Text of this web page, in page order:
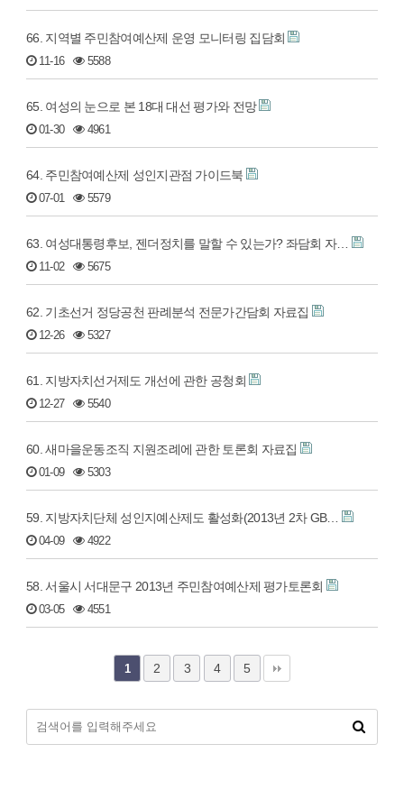
66. 지역별 주민참여예산제 운영 모니터링 집담회
11-16 5588
65. 여성의 눈으로 본 18대 대선 평가와 전망
01-30 4961
64. 주민참여예산제 성인지관점 가이드북
07-01 5579
63. 여성대통령후보, 젠더정치를 말할 수 있는가? 좌담회 자…
11-02 5675
62. 기초선거 정당공천 판례분석 전문가간담회 자료집
12-26 5327
61. 지방자치선거제도 개선에 관한 공청회
12-27 5540
60. 새마을운동조직 지원조례에 관한 토론회 자료집
01-09 5303
59. 지방자치단체 성인지예산제도 활성화(2013년 2차 GB…
04-09 4922
58. 서울시 서대문구 2013년 주민참여예산제 평가토론회
03-05 4551
1 2 3 4 5